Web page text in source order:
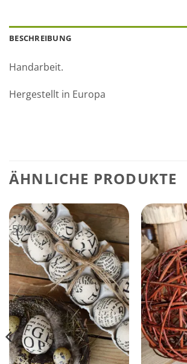
BESCHREIBUNG
Handarbeit.
Hergestellt in Europa
ÄHNLICHE PRODUKTE
-50%